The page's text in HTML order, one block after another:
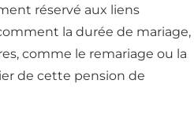
réservé aux liens
la durée de mariage,
comme le remariage ou la
de cette pension de